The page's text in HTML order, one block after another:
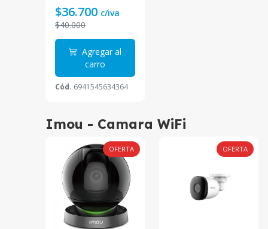
$36.700 c/iva
$40.000
Agregar al
carro
Cód. 6941545634364
Imou - Camara WiFi
OFERTA OFERTA